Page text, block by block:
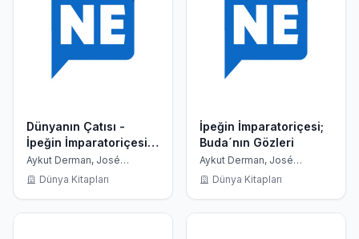
Dünyanın Çatısı -
İpeğin İmparatoriçesi 1.
Kitap
Aykut Derman, José
Fréches
Dünya Kitapları
İpeğin İmparatoriçesi;
Buda´nın Gözleri
Aykut Derman, José
Fréches
Dünya Kitapları